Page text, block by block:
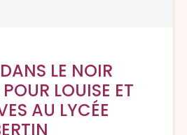
LE NOIR
LOUISE ET
AU LYCÉE